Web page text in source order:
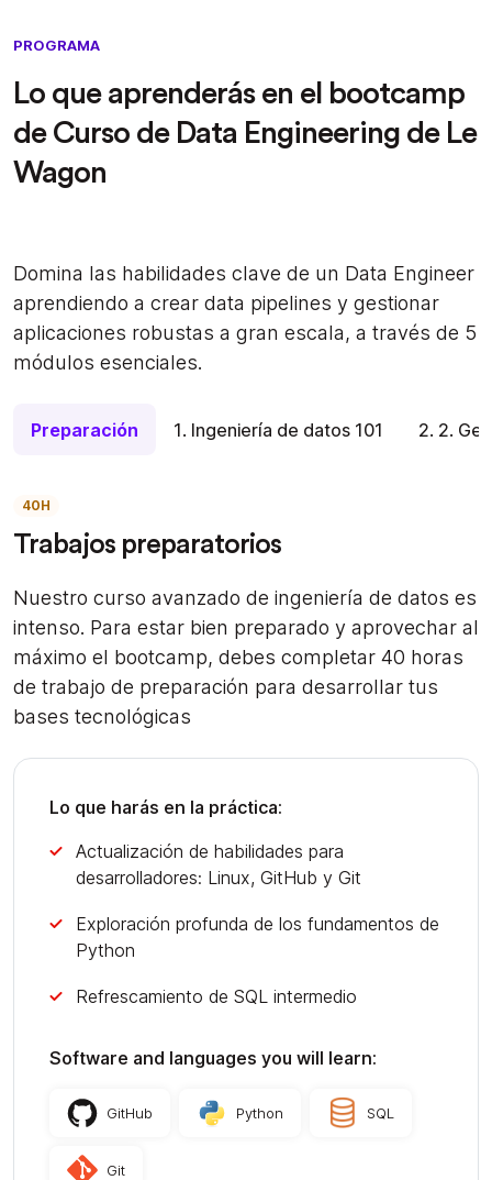
PROGRAMA
Lo que aprenderás en el bootcamp
de Curso de Data Engineering de Le
Wagon
Domina las habilidades clave de un Data Engineer
aprendiendo a crear data pipelines y gestionar
aplicaciones robustas a gran escala, a través de 5
módulos esenciales.
Preparación 1. Ingeniería de datos 101 2. 2.
40H
Trabajos preparatorios
Nuestro curso avanzado de ingeniería de datos es
intenso. Para estar bien preparado y aprovechar al
máximo el bootcamp, debes completar 40 horas
de trabajo de preparación para desarrollar tus
bases tecnológicas
Lo que harás en la práctica:
Actualización de habilidades para
desarrolladores: Linux, GitHub y Git
Exploración profunda de los fundamentos de
Python
Refrescamiento de SQL intermedio
Software and languages you will learn:
GitHub Python SQL
Git